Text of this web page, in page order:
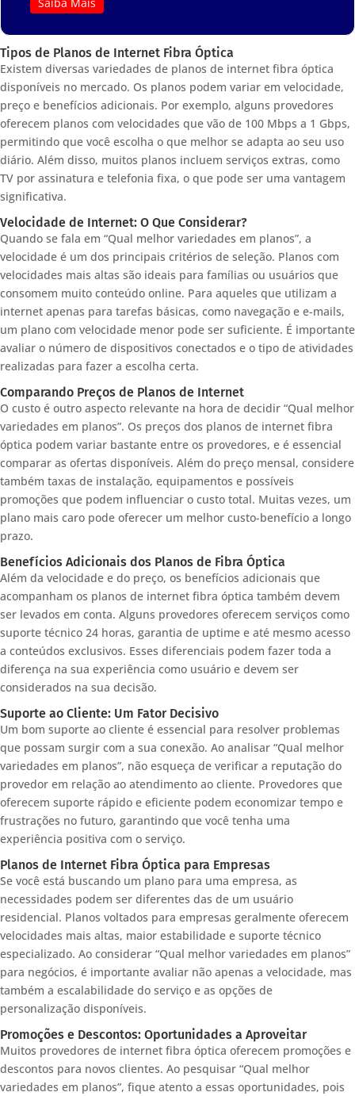
Saiba Mais
Tipos de Planos de Internet Fibra Óptica
Existem diversas variedades de planos de internet fibra óptica
disponíveis no mercado. Os planos podem variar em velocidade,
preço e benefícios adicionais. Por exemplo, alguns provedores
oferecem planos com velocidades que vão de 100 Mbps a 1 Gbps,
permitindo que você escolha o que melhor se adapta ao seu uso
diário. Além disso, muitos planos incluem serviços extras, como
TV por assinatura e telefonia fixa, o que pode ser uma vantagem
significativa.
Velocidade de Internet: O Que Considerar?
Quando se fala em “Qual melhor variedades em planos”, a
velocidade é um dos principais critérios de seleção. Planos com
velocidades mais altas são ideais para famílias ou usuários que
consomem muito conteúdo online. Para aqueles que utilizam a
internet apenas para tarefas básicas, como navegação e e-mails,
um plano com velocidade menor pode ser suficiente. É importante
avaliar o número de dispositivos conectados e o tipo de atividades
realizadas para fazer a escolha certa.
Comparando Preços de Planos de Internet
O custo é outro aspecto relevante na hora de decidir “Qual melhor
variedades em planos”. Os preços dos planos de internet fibra
óptica podem variar bastante entre os provedores, e é essencial
comparar as ofertas disponíveis. Além do preço mensal, considere
também taxas de instalação, equipamentos e possíveis
promoções que podem influenciar o custo total. Muitas vezes, um
plano mais caro pode oferecer um melhor custo-benefício a longo
prazo.
Benefícios Adicionais dos Planos de Fibra Óptica
Além da velocidade e do preço, os benefícios adicionais que
acompanham os planos de internet fibra óptica também devem
ser levados em conta. Alguns provedores oferecem serviços como
suporte técnico 24 horas, garantia de uptime e até mesmo acesso
a conteúdos exclusivos. Esses diferenciais podem fazer toda a
diferença na sua experiência como usuário e devem ser
considerados na sua decisão.
Suporte ao Cliente: Um Fator Decisivo
Um bom suporte ao cliente é essencial para resolver problemas
que possam surgir com a sua conexão. Ao analisar “Qual melhor
variedades em planos”, não esqueça de verificar a reputação do
provedor em relação ao atendimento ao cliente. Provedores que
oferecem suporte rápido e eficiente podem economizar tempo e
frustrações no futuro, garantindo que você tenha uma
experiência positiva com o serviço.
Planos de Internet Fibra Óptica para Empresas
Se você está buscando um plano para uma empresa, as
necessidades podem ser diferentes das de um usuário
residencial. Planos voltados para empresas geralmente oferecem
velocidades mais altas, maior estabilidade e suporte técnico
especializado. Ao considerar “Qual melhor variedades em planos”
para negócios, é importante avaliar não apenas a velocidade, mas
também a escalabilidade do serviço e as opções de
personalização disponíveis.
Promoções e Descontos: Oportunidades a Aproveitar
Muitos provedores de internet fibra óptica oferecem promoções e
descontos para novos clientes. Ao pesquisar “Qual melhor
variedades em planos”, fique atento a essas oportunidades, pois